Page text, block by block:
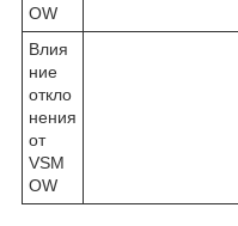
OW
Влия
ние
откло
нения
от
VSM
OW